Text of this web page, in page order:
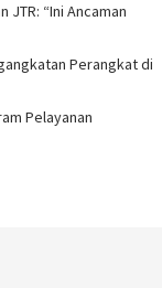
JTR: “Ini Ancaman
Perangkat di
Pelayanan